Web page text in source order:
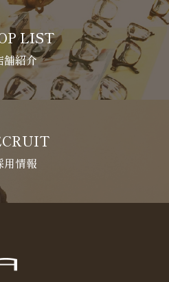
LIST
舗紹介
用情報